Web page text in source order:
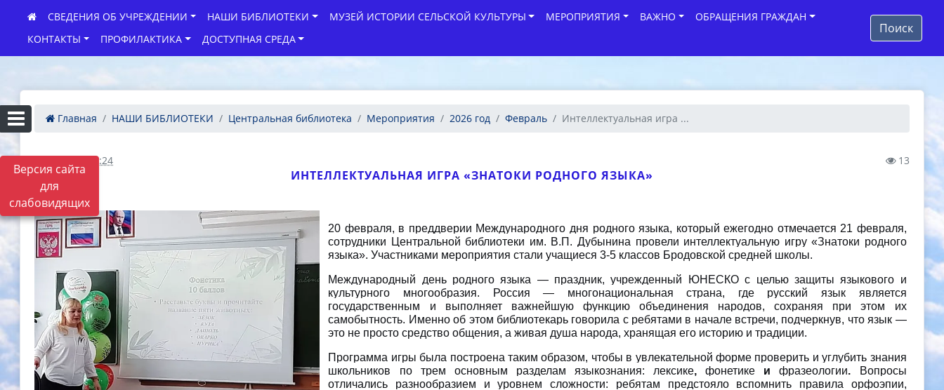
Версия сайта
для
слабовидящих
СВЕДЕНИЯ ОБ УЧРЕЖДЕНИИ НАШИ БИБЛИОТЕКИ МУЗЕЙ ИСТОРИИ СЕЛЬСКОЙ КУЛЬТУРЫ МЕРОПРИЯТИЯ ВАЖНО
ОБРАЩЕНИЯ ГРАЖДАН
КОНТАКТЫ
ПРОФИЛАКТИКА ДОСТУПНАЯ СРЕДА
Поиск
Главная НАШИ БИБЛИОТЕКИ Центральная библиотека Мероприятия 2026 год Февраль Интеллектуальная игра ...
25.02.2026 09:24 13
ИНТЕЛЛЕКТУАЛЬНАЯ ИГРА «ЗНАТОКИ РОДНОГО ЯЗЫКА»
20 февраля, в преддверии Международного дня родного языка, который ежегодно отмечается 21 февраля,
сотрудники Центральной библиотеки им. В.П. Дубынина провели интеллектуальную игру «Знатоки родного
языка». Участниками мероприятия стали учащиеся 3-5 классов Бродовской средней школы.
Международный день родного языка — праздник, учрежденный ЮНЕСКО с целью защиты языкового и
культурного многообразия. Россия — многонациональная страна, где русский язык является
государственным и выполняет важнейшую функцию объединения народов, сохраняя при этом их
самобытность. Именно об этом библиотекарь говорила с ребятами в начале встречи, подчеркнув, что язык —
это не просто средство общения, а живая душа народа, хранящая его историю и традиции.
Программа игры была построена таким образом, чтобы в увлекательной форме проверить и углубить знания
школьников по трем основным разделам языкознания: лексике,фонетике ифразеологии. Вопросы
отличались разнообразием и уровнем сложности: ребятам предстояло вспомнить правила орфоэпии,